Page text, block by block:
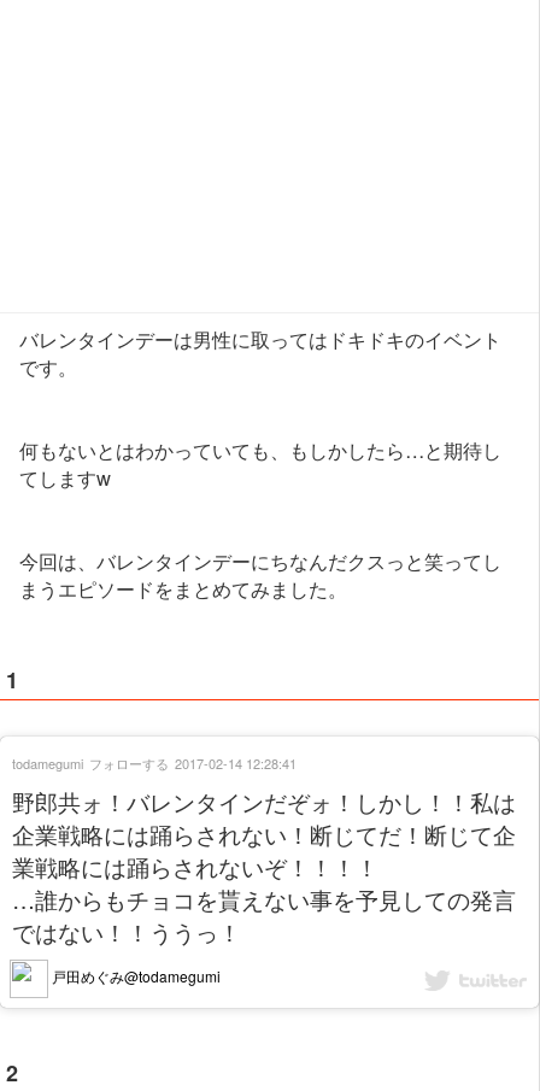
バレンタインデーは男性に取ってはドキドキのイベント
です。
何もないとはわかっていても、もしかしたら…と期待し
てしますw
今回は、バレンタインデーにちなんだクスっと笑ってし
まうエピソードをまとめてみました。
1
野郎共ォ！バレンタインだぞォ！しかし！！私は
企業戦略には踊らされない！断じてだ！断じて企
業戦略には踊らされないぞ！！！！
…誰からもチョコを貰えない事を予見しての発言
ではない！！ううっ！
戸田めぐみ@todamegumi
todamegumi フォローする 2017-02-14 12:28:41
2